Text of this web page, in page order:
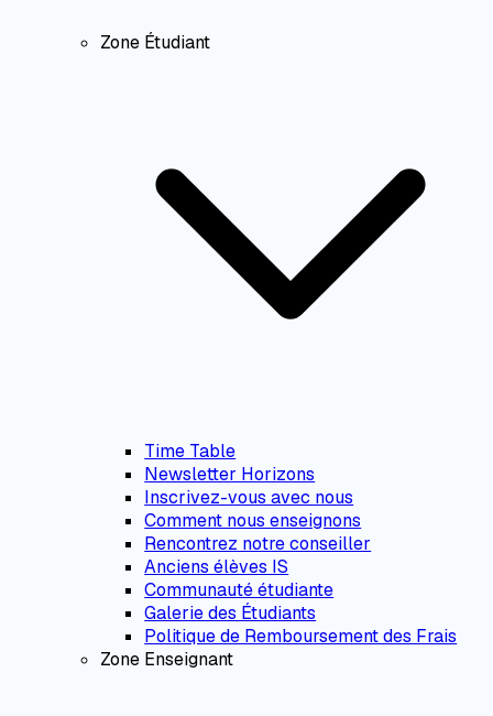
Zone Étudiant
Time Table
Newsletter Horizons
Inscrivez-vous avec nous
Comment nous enseignons
Rencontrez notre conseiller
Anciens élèves IS
Communauté étudiante
Galerie des Étudiants
Politique de Remboursement des Frais
Zone Enseignant